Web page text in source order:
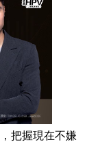
把握現在不嫌